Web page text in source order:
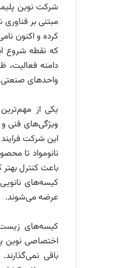
شرکت نوین
کرده و اکنون
دامنه فعالیت،
واحدهای صنعتی
یکی از
ویژگی‌های فنی
این شرکت
نانومواد تا
باعث کنترل
کیسه‌های
عرضه می‌شوند.
کیسه‌های
اختصاصی نوین
باقی